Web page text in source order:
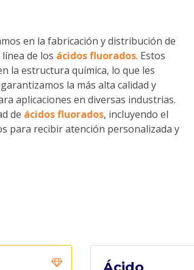
en la fabricación y distribución de
de los ácidos fluorados. Estos
la estructura química, lo que les
la más alta calidad y
aplicaciones en diversas industrias.
de ácidos fluorados, incluyendo el
para recibir atención personalizada y